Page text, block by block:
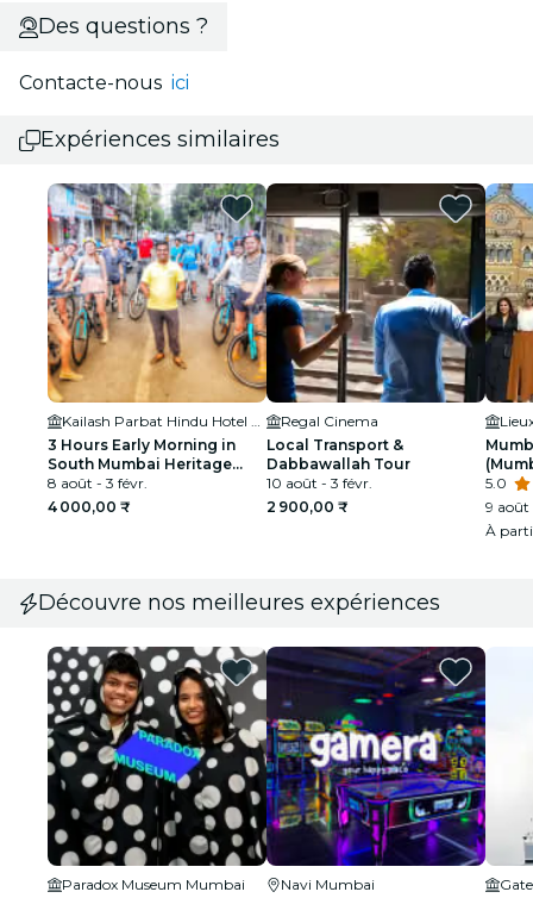
Des questions ?
Contacte-nous ici
Expériences similaires
Kailash Parbat Hindu Hotel Restaurants
3 Hours Early Morning in
South Mumbai Heritage
Bicycle Tour
8 août - 3 févr.
4 000,00 ₹
Regal Cinema
Local Transport &
Dabbawallah Tour
10 août - 3 févr.
2 900,00 ₹
un
5.0
9 août
À
Découvre nos meilleures expériences
Paradox Museum Mumbai
Navi Mumbai